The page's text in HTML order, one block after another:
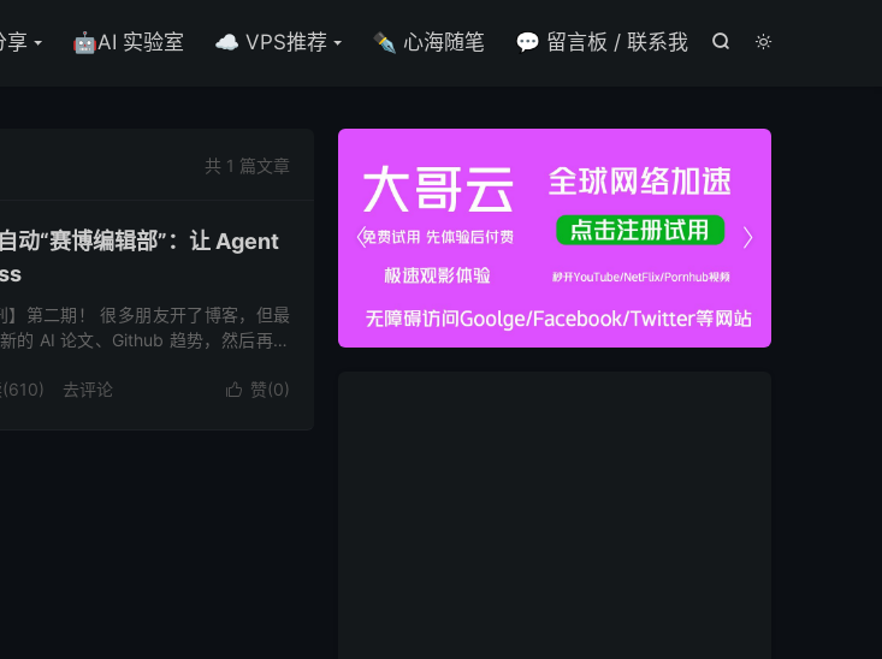


享 🤖AI 实验室 ☁️ VPS推荐 ✒️ 心海随笔 💬 留言板 / 联系我
共 1 篇文章
动“赛博编辑部”：让 Agent
第二期！ 很多朋友开了博客，但最
的 AI 论文、Github 趋势，然后再翻
 赞(0)
(610) 去评论

